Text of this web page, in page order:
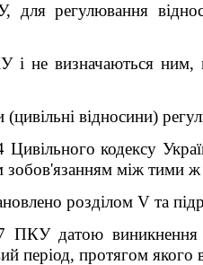
регулювання
не визначаються ним,
(цивільні відносини)
Цивільного кодексу
зобов'язанням між тими
розділом V та
датою виникнення
період, протягом якого